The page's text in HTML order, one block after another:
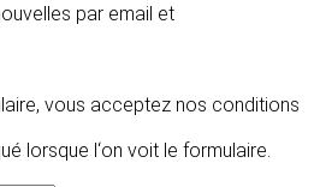
par email et
vous acceptez nos conditions
lorsque l‘on voit le formulaire.